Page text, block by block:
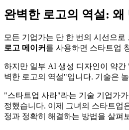
완벽한 로고의 역설:
모든 기업가는 단 한 번의 시선으
로고 메이커 를 사용하면 스타트업
하지만 일부 AI 생성 디자인이 약
벽한 로고의 역설"입니다. 기술은
"스타트업 사라"라는 기술 기업가
정했습니다. 이제 그녀의 스타트업
정과 정확히 해결하는 방법을 살펴